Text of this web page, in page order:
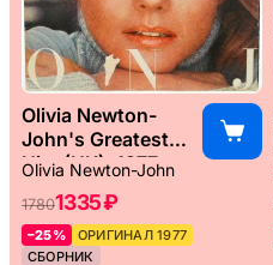
Olivia Newton-
John's Greatest
Hits (UK), 1977
Olivia Newton-John
17801335 ₽
–25%
ОРИГИНАЛ 1977
СБОРНИК